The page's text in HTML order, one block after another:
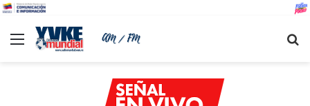
Menu